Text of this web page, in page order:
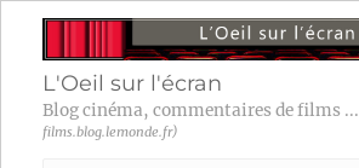
L'Oeil sur l'écran
Blog cinéma, commentaires de films ...
films.blog.lemonde.fr)